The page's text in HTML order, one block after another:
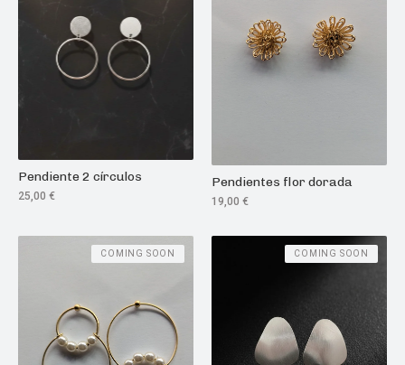
Pendiente 2 círculos
25,00 €
Pendientes flor dorada
19,00 €
COMING SOON COMING SOON